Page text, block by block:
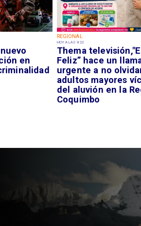
en
REGIONAL
HOY A LAS 9:22
Thema
Feliz” hace un
urgente a no
adultos mayores
del aluvión en la
Coquimbo